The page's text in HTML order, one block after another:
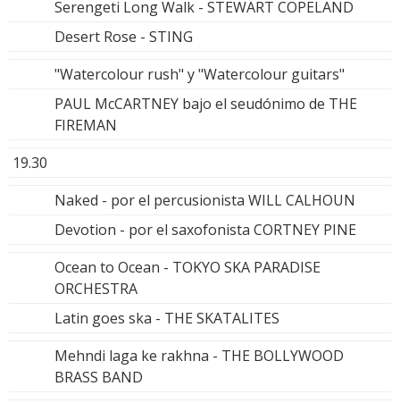
Serengeti Long Walk - STEWART COPELAND
Desert Rose - STING
"Watercolour rush" y "Watercolour guitars"
PAUL McCARTNEY bajo el seudónimo de THE
FIREMAN
19.30
Naked - por el percusionista WILL CALHOUN
Devotion - por el saxofonista CORTNEY PINE
Ocean to Ocean - TOKYO SKA PARADISE
ORCHESTRA
Latin goes ska - THE SKATALITES
Mehndi laga ke rakhna - THE BOLLYWOOD
BRASS BAND